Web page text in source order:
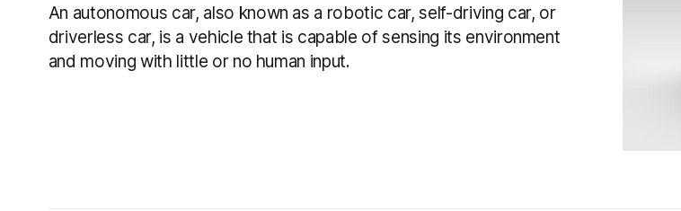
An autonomous car, also known as a robotic car, self-driving car, or
driverless car, is a vehicle that is capable of sensing its environment
and moving with little or no human input.